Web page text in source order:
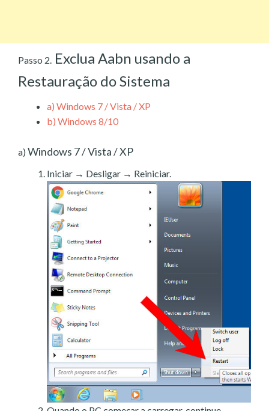
Passo 2. Exclua Aabn usando a
Restauração do Sistema
a) Windows 7 / Vista / XP
b) Windows 8/10
a) Windows 7 / Vista / XP
Iniciar → Desligar → Reiniciar.